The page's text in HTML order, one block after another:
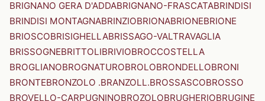
BRIGNANO GERA D'ADDABRIGNANO-FRASCATABRINDISI
BRINDISI MONTAGNABRINZIOBRIONABRIONEBRIONE
BRIOSCOBRISIGHELLABRISSAGO-VALTRAVAGLIA
BRISSOGNEBRITTOLIBRIVIOBROCCOSTELLA
BROGLIANOBROGNATUROBROLOBRONDELLOBRONI
BRONTEBRONZOLO .BRANZOLL.BROSSASCOBROSSO
BROVELLO-CARPUGNINOBROZOLOBRUGHERIOBRUGINE